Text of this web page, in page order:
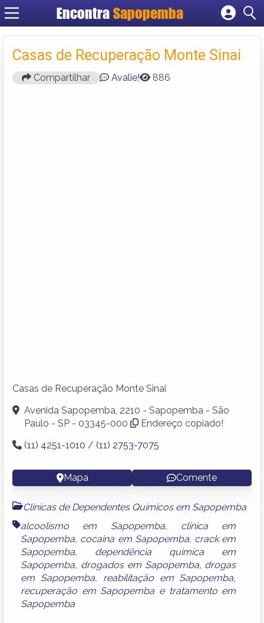
Encontra Sapopemba
Cadastrar empresa
Fazer login
Criar conta
Casas de Recuperação Monte Sinai
Compartilhar Avalie! 886
Casas de Recuperação Monte Sinai
Avenida Sapopemba, 2210 - Sapopemba - São
Paulo - SP - 03345-000
Endereço copiado!
(11) 4251-1010 / (11) 2753-7075
Mapa Comente
Clínicas de Dependentes Químicos em Sapopemba
alcoolismo em Sapopemba, clínica em
Sapopemba, cocaina em Sapopemba, crack em
Sapopemba, dependência quimica em
Sapopemba, drogados em Sapopemba, drogas
em Sapopemba, reabilitação em Sapopemba,
recuperação em Sapopemba e tratamento em
Sapopemba